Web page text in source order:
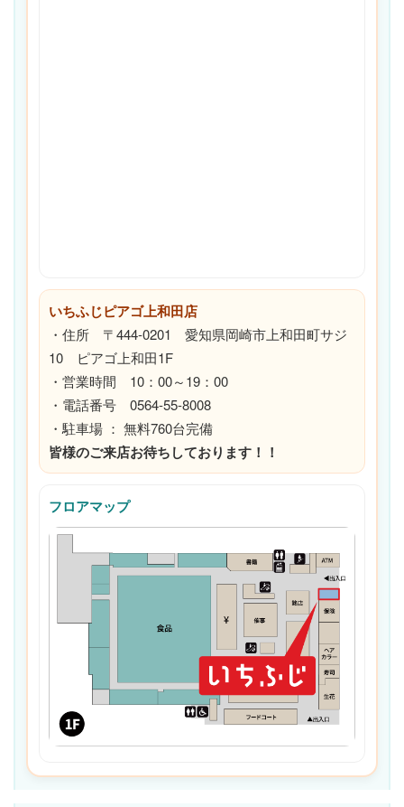
いちふじピアゴ上和田店
・住所 〒444-0201 愛知県岡崎市上和田町サジ
10 ピアゴ上和田1F
・営業時間 10：00～19：00
・電話番号 0564-55-8008
・駐車場 ： 無料760台完備
皆様のご来店お待ちしております！！
フロアマップ